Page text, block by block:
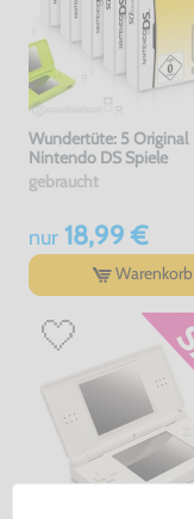
Wundertüte: 5 Original
Nintendo DS Spiele
gebraucht
nur18,99 €
Warenkorb